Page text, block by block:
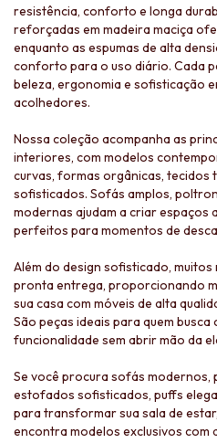
resistência, conforto e longa
reforçadas em madeira maciça
enquanto as espumas de alta
conforto para o uso diário. Cada
beleza, ergonomia e sofisticação
acolhedores.
Nossa coleção acompanha as
interiores, com modelos
curvas, formas orgânicas, tecidos
sofisticados. Sofás amplos,
modernas ajudam a criar espaços
perfeitos para momentos de
Além do design sofisticado,
pronta entrega, proporcionando
sua casa com móveis de alta
São peças ideais para quem
funcionalidade sem abrir mão da
Se você procura sofás
estofados sofisticados, puffs
para transformar sua sala de
encontra modelos exclusivos com